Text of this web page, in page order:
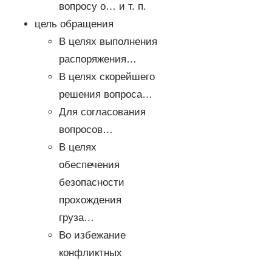
вопросу о… и т. п.
цель обращения
В целях выполнения
распоряжения…
В целях скорейшего
решения вопроса…
Для согласования
вопросов…
В целях
обеспечения
безопасности
прохождения
груза…
Во избежание
конфликтных